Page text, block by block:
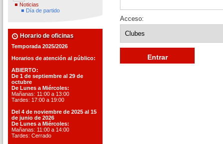
Noticias
Día de partido
Horario de oficinas
Temporada 2025/2026
Horarios de atención al público:
ABIERTO:
De 1 de septiembre al 29 de
octubre
De Lunes a Miércoles:
Mañanas: 11:00 a 13:00
Tardes: 17:00 a 19:00
Del 4 de noviembre de 2025 al 15
de junio de 2026
De Lunes a Miércoles:
Mañanas: 11:00 a 14:00
Tardes: Cerrado
Acceso: